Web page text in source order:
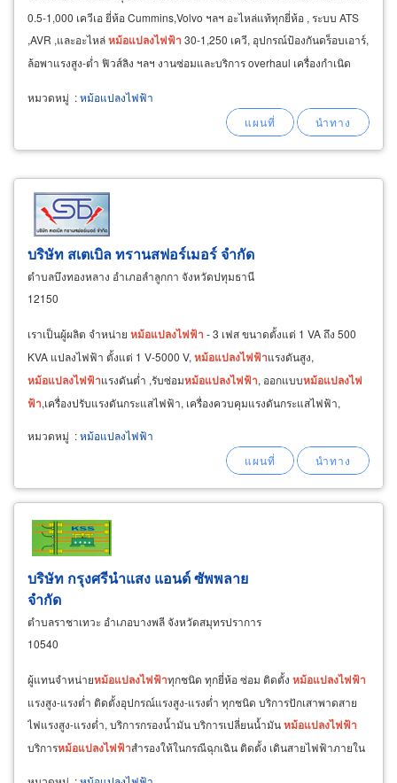
0.5-1,000 เควีเอ ยี่ห้อ Cummins,Volvo ฯลฯ อะไหล่แท้ทุกยี่ห้อ , ระบบ ATS
,AVR ,และอะไหล่หม้อแปลงไฟฟ้า 30-1,250 เควี, อุปกรณ์ป้องกันดร็อบเอาร์,
ล้อพาแรงสูง-ตํ่า ฟิวส์ลิง ฯลฯ งานซ่อมและบริการ overhaul เครื่องกำเนิด
หมวดหมู่ :หม้อแปลงไฟฟ้า
บริษัท สเตเบิล ทรานสฟอร์เมอร์ จำกัด
ตำบลบึงทองหลาง อำเภอลำลูกกา จังหวัดปทุมธานี
12150
เราเป็นผู้ผลิต จำหน่าย หม้อแปลงไฟฟ้า - 3 เฟส ขนาดตั้งแต่ 1 VA ถึง 500
KVA แปลงไฟฟ้า ตั้งแต่ 1 V-5000 V, หม้อแปลงไฟฟ้าแรงดันสูง,
หม้อแปลงไฟฟ้าแรงดันต่ำ ,รับซ่อมหม้อแปลงไฟฟ้า, ออกแบบหม้อแปลงไฟ
ฟ้า,เครื่องปรับแรงดันกระแสไฟฟ้า, เครื่องควบคุมแรงดันกระแสไฟฟ้า,
หมวดหมู่ :หม้อแปลงไฟฟ้า
บริษัท กรุงศรีนำแสง แอนด์ ซัพพลาย
จำกัด
ตำบลราชาเทวะ อำเภอบางพลี จังหวัดสมุทรปราการ
10540
ผู้แทนจำหน่ายหม้อแปลงไฟฟ้าทุกชนิด ทุกยี่ห้อ ซ่อม ติดตั้ง หม้อแปลงไฟฟ้า
แรงสูง-แรงต่ำ ติดตั้งอุปกรณ์แรงสูง-แรงต่ำ ทุกชนิด บริการปักเสาพาดสาย
ไฟแรงสูง-แรงต่ำ, บริการกรองน้ำมัน บริการเปลี่ยนน้ำมันหม้อแปลงไฟฟ้า
บริการหม้อแปลงไฟฟ้าสำรองให้ในกรณีฉุกเฉิน ติดตั้ง เดินสายไฟฟ้าภายใน